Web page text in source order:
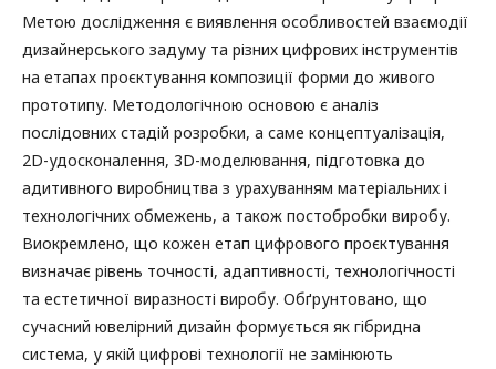
Метою дослідження є виявлення особливостей взаємодії
дизайнерського задуму та різних цифрових інструментів
на етапах проєктування композиції форми до живого
прототипу. Методологічною основою є аналіз
послідовних стадій розробки, а саме концептуалізація,
2D-удосконалення, 3D-моделювання, підготовка до
адитивного виробництва з урахуванням матеріальних і
технологічних обмежень, а також постобробки виробу.
Виокремлено, що кожен етап цифрового проєктування
визначає рівень точності, адаптивності, технологічності
та естетичної виразності виробу. Обґрунтовано, що
сучасний ювелірний дизайн формується як гібридна
система, у якій цифрові технології не замінюють